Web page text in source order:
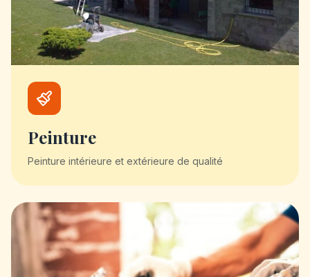
Peinture
Peinture intérieure et extérieure de qualité